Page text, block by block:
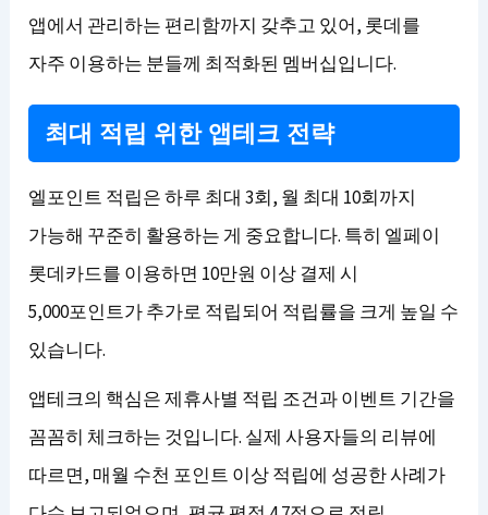
앱에서 관리하는 편리함까지 갖추고 있어, 롯데를
자주 이용하는 분들께 최적화된 멤버십입니다.
최대 적립 위한 앱테크 전략
엘포인트 적립은 하루 최대 3회, 월 최대 10회까지
가능해 꾸준히 활용하는 게 중요합니다. 특히 엘페이
롯데카드를 이용하면 10만원 이상 결제 시
5,000포인트가 추가로 적립되어 적립률을 크게 높일 수
있습니다.
앱테크의 핵심은 제휴사별 적립 조건과 이벤트 기간을
꼼꼼히 체크하는 것입니다. 실제 사용자들의 리뷰에
따르면, 매월 수천 포인트 이상 적립에 성공한 사례가